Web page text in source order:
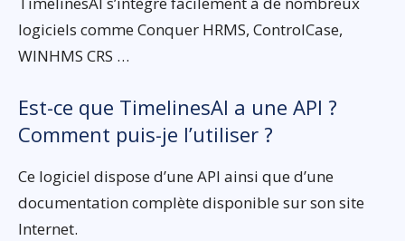
logiciels comme Conquer HRMS, ControlCase,
WINHMS CRS …
Est-ce que TimelinesAI a une API ?
Comment puis-je l’utiliser ?
Ce logiciel dispose d’une API ainsi que d’une
documentation complète disponible sur son site
Internet.